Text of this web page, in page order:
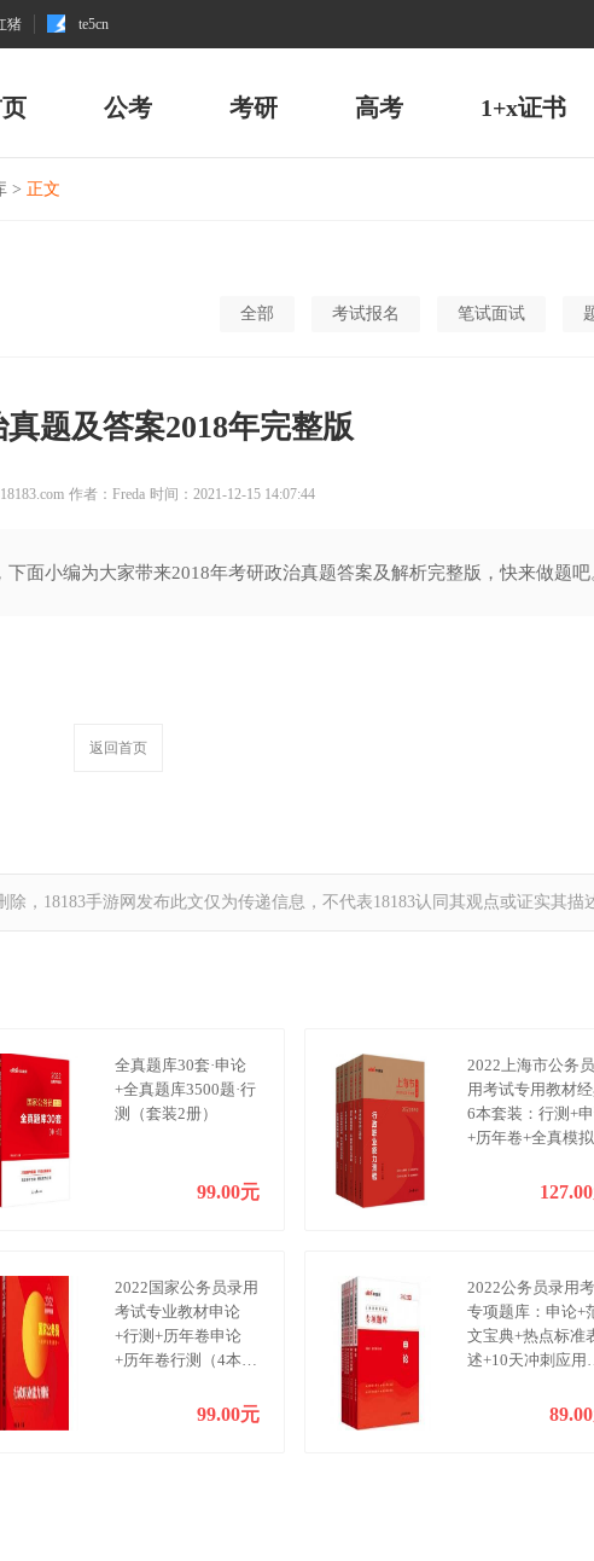
猪 te5cn
公考 考研 高考 1+x证书
> 正文
笔试面试
考试报名
全部
题及答案2018年完整版
作者：Freda 时间：2021-12-15 14:07:44
面小编为大家带来2018年考研政治真题答案及解析完整版，快来做题吧
返回首页
，18183手游网发布此文仅为传递信息，不代表18183认同其观点或证实其描
全真题库30套·申论
+全真题库3500题·行
测（套装2册）
99.00元
2022上海市公务
用考试专用教材
6本套装：行测+
+历年卷+全真模
2022国家公务员录用
考试专业教材申论
+行测+历年卷申论
+历年卷行测（4本
99.00元
2022公务员录用
专项题库：申论+
文宝典+热点标准
述+10天冲刺应用